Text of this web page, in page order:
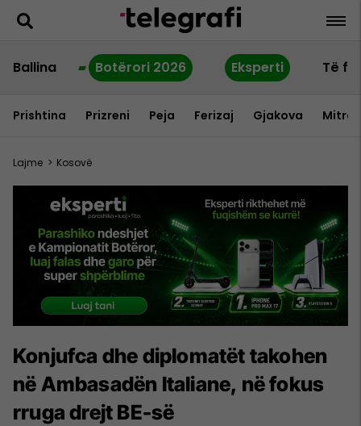
Ballina Botërori 2026 Eksperti Të
Prishtina Prizreni Peja Ferizaj Gjakova
Lajme > Kosovë
Konjufca dhe diplomatët takohen
në Ambasadën Italiane, në fokus
rruga drejt BE-së